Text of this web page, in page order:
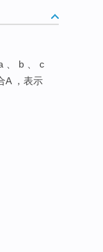
、 b 、 c
A ，表示